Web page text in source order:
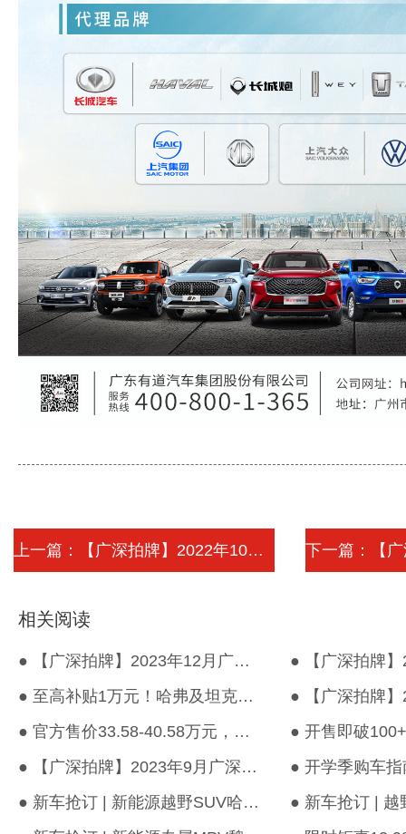
上一篇：【广深拍牌】2022年10月广深车牌...
相关阅读
● 【广深拍牌】2023年12月广深车牌竞价结果出炉！
● 至高补贴1万元！哈弗及坦克多款车型在内，广州汽车“以旧换新”...
● 官方售价33.58-40.58万元，魏牌高山MPV正式上市！
● 【广深拍牌】2023年9月广深车牌竞价结果出炉！
● 新车抢订 | 新能源越野SUV哈弗猛龙强势袭来，99元订金即享品牌新...